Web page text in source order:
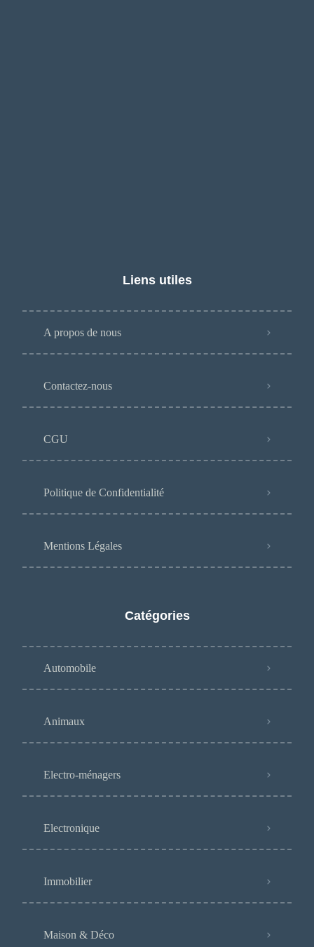
Liens utiles
A propos de nous
Contactez-nous
CGU
Politique de Confidentialité
Mentions Légales
Catégories
Automobile
Animaux
Electro-ménagers
Electronique
Immobilier
Maison & Déco